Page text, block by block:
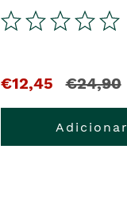
€12,45 €24,90
Adicionar